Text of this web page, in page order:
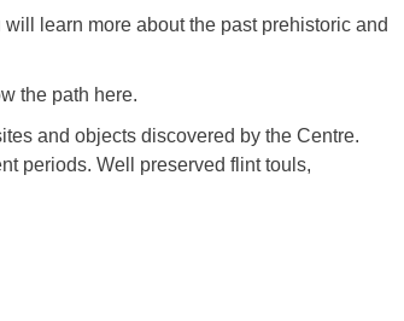
learn more about the past prehistoric and
the path here.
and objects discovered by the Centre.
periods. Well preserved flint touls,